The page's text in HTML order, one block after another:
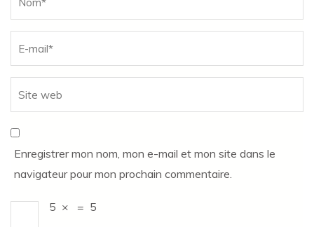
Enregistrer mon nom, mon e-mail et mon site dans le
navigateur pour mon prochain commentaire.
5 × = 5